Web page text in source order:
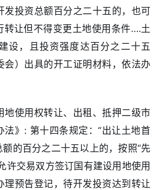
发投资总额百分之二十五的，也可
转让但不得变更土地使用条件….土
设，且投资强度达百分之二十五
会）出具的开工证明材料，依法办
地使用权转让、出租、抵押二级市
》: 第十四条规定：“出让土地首
的百分之二十五以上的，按照“先
许交易双方签订国有建设用地使用
理预告登记，待开发投资达到转让